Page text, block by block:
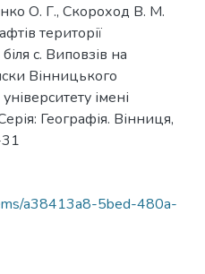
О. Г., Скороход В. М.
території
с. Виповзів на
Вінницького
імені
Географія. Вінниця,
a38413a8-5bed-480a-